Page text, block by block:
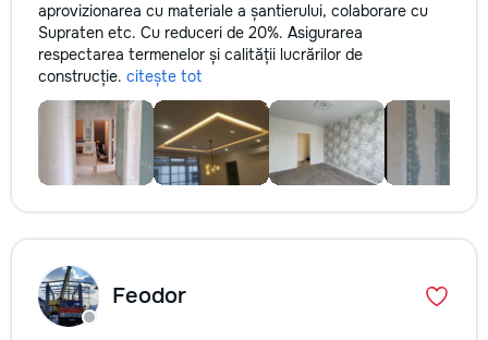
aprovizionarea cu materiale a șantierului, colaborare cu
Supraten etc. Cu reduceri de 20%. Asigurarea
respectarea termenelor și calității lucrărilor de
construcție. citește tot
Feodor